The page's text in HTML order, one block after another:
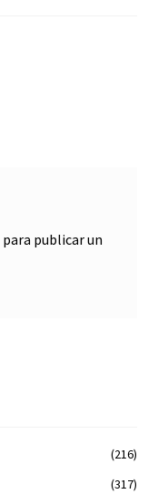
para publicar un
(216)
(317)